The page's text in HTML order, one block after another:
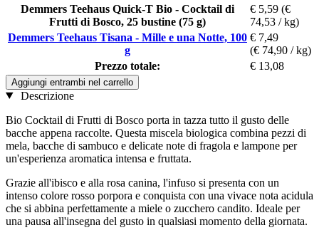
Demmers Teehaus Quick-T Bio - Cocktail di
Frutti di Bosco, 25 bustine (75 g)
€ 5,59 (€
74,53 / kg)
Demmers Teehaus Tisana - Mille e una Notte, 100
g
€ 7,49
(€ 74,90 / kg)
Prezzo totale:
€ 13,08
Aggiungi entrambi nel carrello
Descrizione
Bio Cocktail di Frutti di Bosco porta in tazza tutto il gusto delle
bacche appena raccolte. Questa miscela biologica combina pezzi di
mela, bacche di sambuco e delicate note di fragola e lampone per
un'esperienza aromatica intensa e fruttata.
Grazie all'ibisco e alla rosa canina, l'infuso si presenta con un
intenso colore rosso porpora e conquista con una vivace nota acidula
che si abbina perfettamente a miele o zucchero candito. Ideale per
una pausa all'insegna del gusto in qualsiasi momento della giornata.